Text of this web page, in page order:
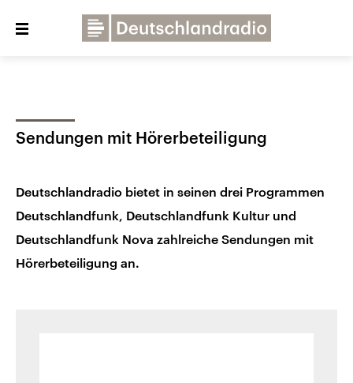
Close
Deutschlandfunk
Deutschlandfunk Kultur
Deutschlandfunk Nova
Dialog und Kontakt Veranstaltungen
Sendungen mit Hörerbeteiligung
Deutschlandradio bietet in seinen drei Programmen
Deutschlandfunk, Deutschlandfunk Kultur und
Deutschlandfunk Nova zahlreiche Sendungen mit
Hörerbeteiligung an.